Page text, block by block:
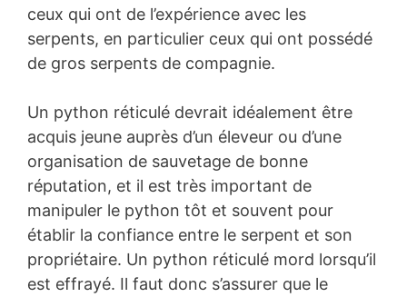
ceux qui ont de l’expérience avec les
serpents, en particulier ceux qui ont possédé
de gros serpents de compagnie.
Un python réticulé devrait idéalement être
acquis jeune auprès d’un éleveur ou d’une
organisation de sauvetage de bonne
réputation, et il est très important de
manipuler le python tôt et souvent pour
établir la confiance entre le serpent et son
propriétaire. Un python réticulé mord lorsqu’il
est effrayé. Il faut donc s’assurer que le